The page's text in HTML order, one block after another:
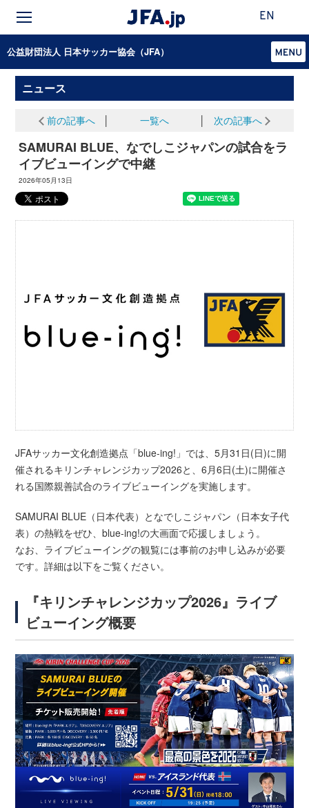
EN
公益財団法人 日本サッカー協会（JFA）
ニュース
前の記事へ 一覧へ 次の記事へ
SAMURAI BLUE、なでしこジャパンの試合をラ
イブビューイングで中継
2026年05月13日
JFAサッカー文化創造拠点「blue-ing!」では、5月31日(日)に開
催されるキリンチャレンジカップ2026と、6月6日(土)に開催さ
れる国際親善試合のライブビューイングを実施します。
SAMURAI BLUE（日本代表）となでしこジャパン（日本女子代
表）の熱戦をぜひ、blue-ing!の大画面で応援しましょう。
なお、ライブビューイングの観覧には事前のお申し込みが必要
です。詳細は以下をご覧ください。
『キリンチャレンジカップ2026』ライブ
ビューイング概要